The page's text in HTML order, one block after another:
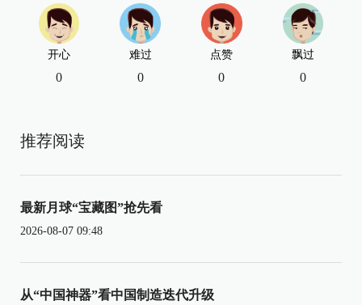
开心
0
难过
0
点赞
0
飘过
0
推荐阅读
最新月球“宝藏图”抢先看
2026-08-07 09:48
从“中国神器”看中国制造迭代升级